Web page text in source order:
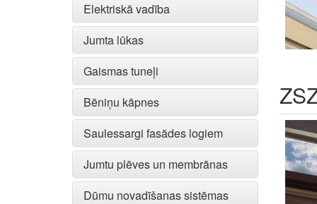
Elektriskā vadība
Jumta lūkas
Gaismas tuneļi
Bēniņu kāpnes
Saulessargi fasādes logiem
Jumtu plēves un membrānas
Dūmu novadīšanas sistēmas